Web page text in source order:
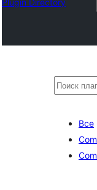
Поиск
Все